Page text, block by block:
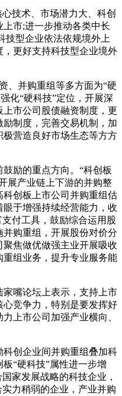
技术、市场潜力大、科创
市;进一步推动各类中长
技型企业依法依规境外上
更好支持科技型企业境外
并购重组等多方面为“硬
化“硬科技”定位，开展深
市公司股债融资制度，更
制度，完善交易机制，加
营造良好市场生态等方方
励的重点方向。“科创板
展产业链上下游的并购整
创板上市公司并购重组估
于增强持续经营能力，收
付工具，鼓励综合运用股
购重组，开展股份对价分
焦做优做强主业开展吸收
组业务，提升专业服务能
嘴论坛上表示，支持上市
竞争力，特别是要发挥好
上市公司加强产业横向、
创企业间并购重组叠加科
“硬科技”属性进一步增
家发展战略的科技企业，
力稍弱的企业，产业并购